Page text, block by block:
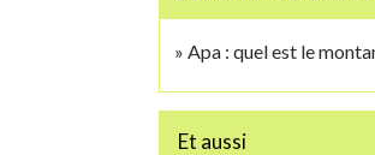
Apa : quel est le
Et aussi